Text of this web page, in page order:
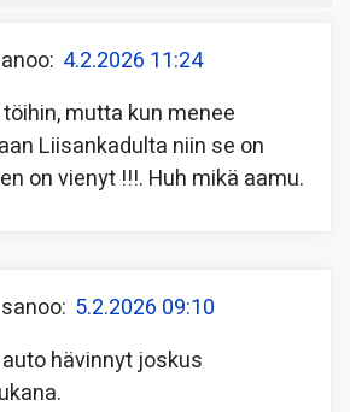
4.2.2026 11:24
mutta kun menee
Liisankadulta niin se on
on vienyt !!!. Huh mikä aamu.
sanoo: 5.2.2026 09:10
hävinnyt joskus